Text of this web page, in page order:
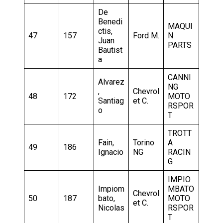
47 157
De
Benedi
ctis,
Juan
Bautist
a
Ford M.
MAQUI
N
PARTS
48 172
Alvarez
,
Santiag
o
Chevrol
et C.
CANNI
NG
MOTO
RSPOR
T
49 186
Fain,
Ignacio
Torino
NG
TROTT
A
RACIN
G
50 187
Impiom
bato,
Nicolas
Chevrol
et C.
IMPIO
MBATO
MOTO
RSPOR
T